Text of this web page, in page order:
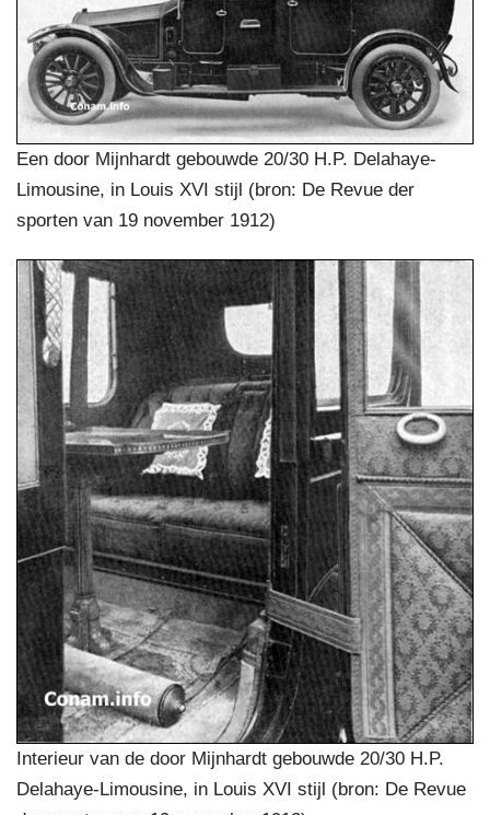
Een door Mijnhardt gebouwde 20/30 H.P. Delahaye-
Limousine, in Louis XVI stijl (bron: De Revue der
sporten van 19 november 1912)
Interieur van de door Mijnhardt gebouwde 20/30 H.P.
Delahaye-Limousine, in Louis XVI stijl (bron: De Revue